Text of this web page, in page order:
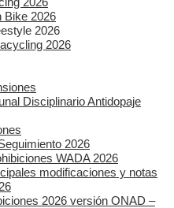
Bike 2026
2026
2026
Disciplinario Antidopaje
2026
WADA 2026
modificaciones y notas
2026 versión ONAD –